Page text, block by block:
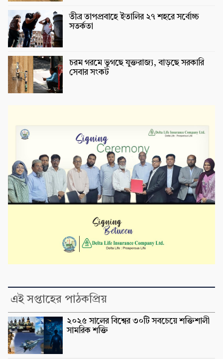
তীব্র তাপপ্রবাহে ইতালির ২৭ শহরে সর্বোচ্চ
সতর্কতা
চরম গরমে ভুগছে যুক্তরাজ্য, বাড়ছে সরকারি
সেবার সংকট
এই সপ্তাহের পাঠকপ্রিয়
২০২৫ সালের বিশ্বের ৩০টি সবচেয়ে শক্তিশালী
সামরিক শক্তি